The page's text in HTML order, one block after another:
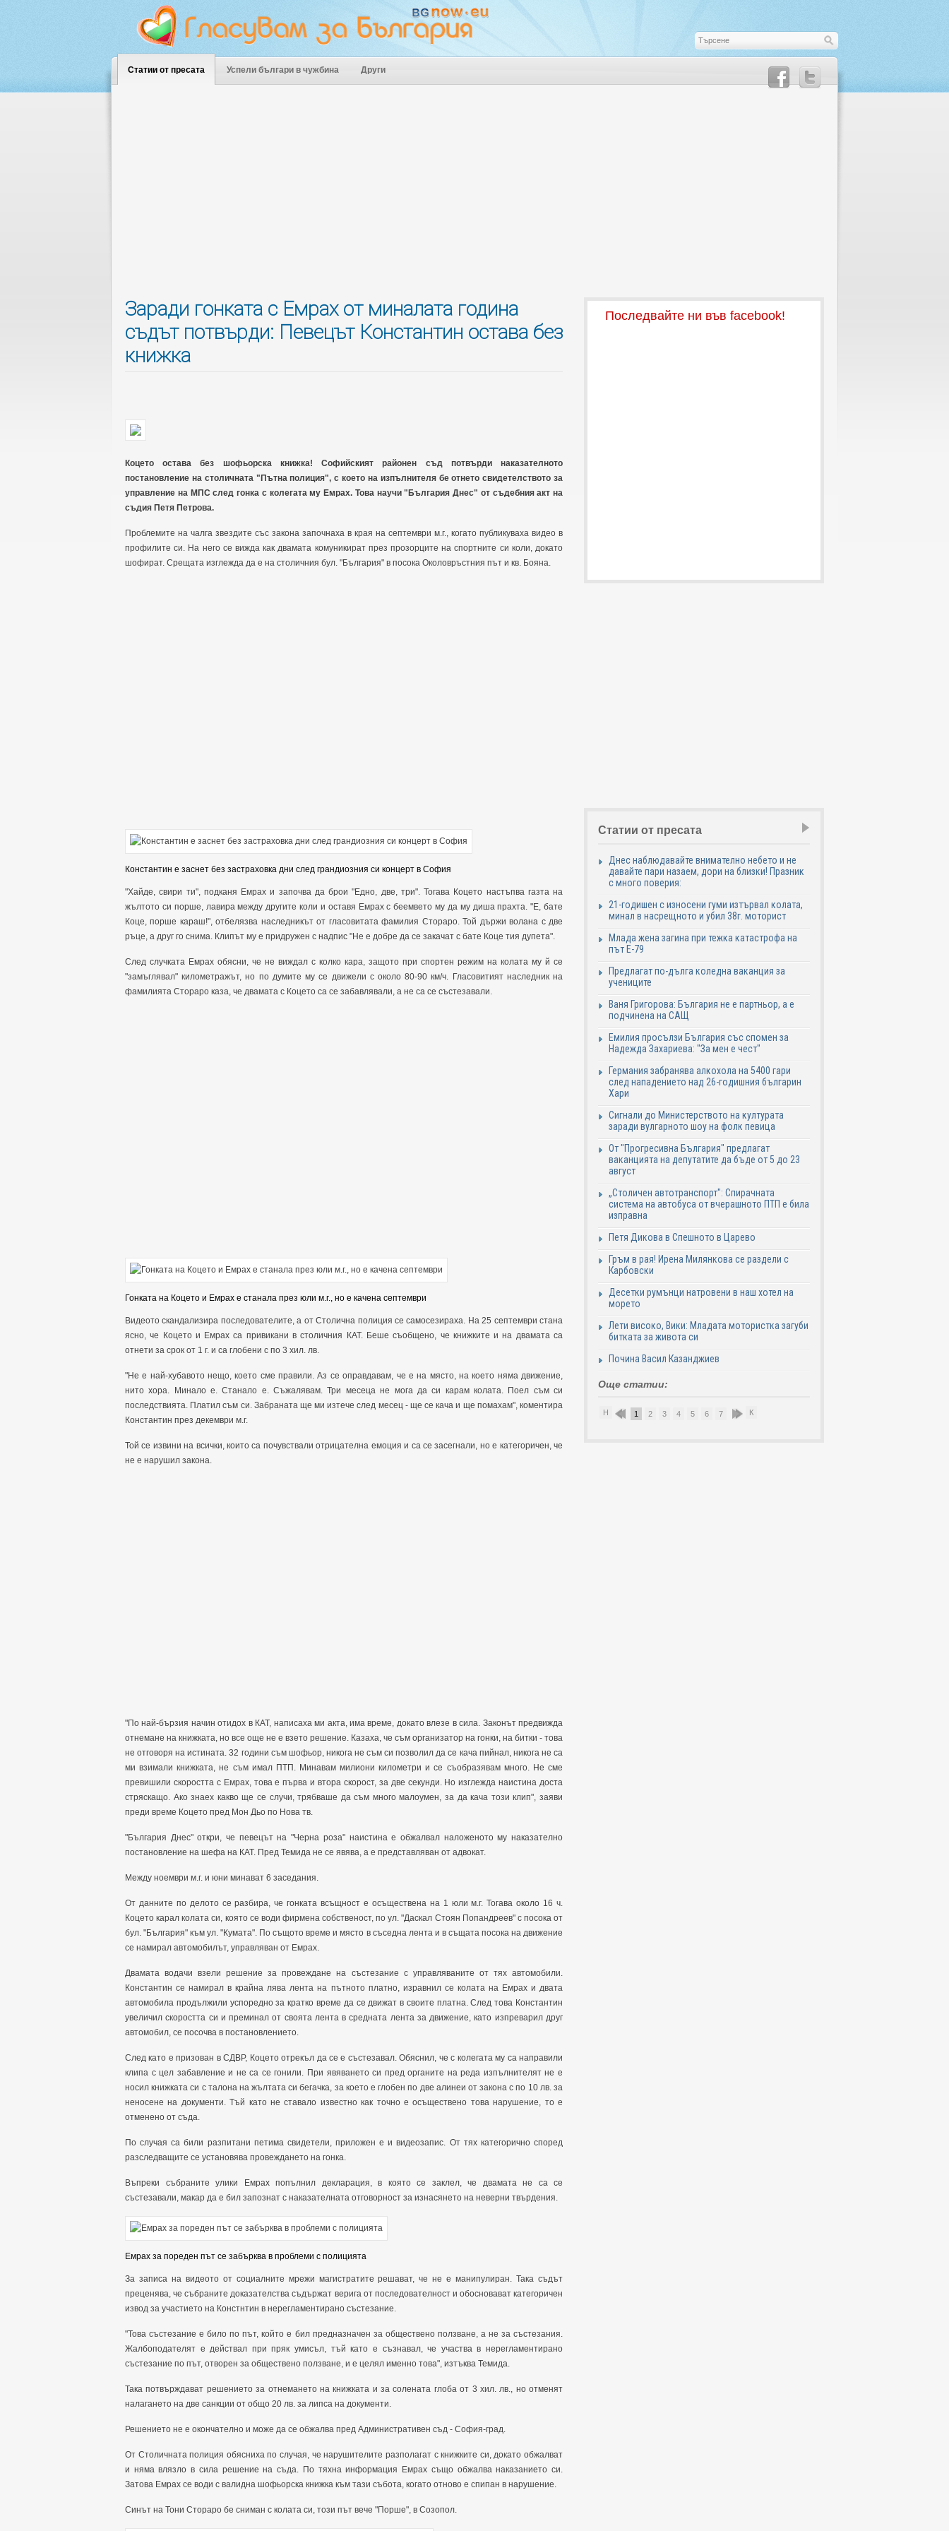
Статии от пресата Успели българи в чужбина Други
Заради гонката с Емрах от миналата година
съдът потвърди: Певецът Константин остава без
книжка
Коцето остава без шофьорска книжка! Софийският районен съд потвърди наказателното
постановление на столичната "Пътна полиция", с което на изпълнителя бе отнето свидетелството за
управление на МПС след гонка с колегата му Емрах. Това научи "България Днес" от съдебния акт на
съдия Петя Петрова.
Проблемите на чалга звездите със закона започнаха в края на септември м.г., когато публикуваха видео в
профилите си. На него се вижда как двамата комуникират през прозорците на спортните си коли, докато
шофират. Срещата изглежда да е на столичния бул. "България" в посока Околовръстния път и кв. Бояна.
Константин е заснет без застраховка дни след грандиозния си концерт в София
"Хайде, свири ти", подканя Емрах и започва да брои "Едно, две, три". Тогава Коцето настъпва газта на
жълтото си порше, лавира между другите коли и оставя Емрах с беемвето му да му диша прахта. "Е, бате
Коце, порше караш!", отбелязва наследникът от гласовитата фамилия Стораро. Той държи волана с две
ръце, а друг го снима. Клипът му е придружен с надпис "Не е добре да се закачат с бате Коце тия дупета".
След случката Емрах обясни, че не виждал с колко кара, защото при спортен режим на колата му й се
"замъглявал" километражът, но по думите му се движели с около 80-90 км/ч. Гласовитият наследник на
фамилията Стораро каза, че двамата с Коцето са се забавлявали, а не са се състезавали.
Гонката на Коцето и Емрах е станала през юли м.г., но е качена септември
Видеото скандализира последователите, а от Столична полиция се самосезираха. На 25 септември стана
ясно, че Коцето и Емрах са привикани в столичния КАТ. Беше съобщено, че книжките и на двамата са
отнети за срок от 1 г. и са глобени с по 3 хил. лв.
"Не е най-хубавото нещо, което сме правили. Аз се оправдавам, че е на място, на което няма движение,
нито хора. Минало е. Станало е. Съжалявам. Три месеца не мога да си карам колата. Поел съм си
последствията. Платил съм си. Забраната ще ми изтече след месец - ще се кача и ще помахам", коментира
Константин през декември м.г.
Той се извини на всички, които са почувствали отрицателна емоция и са се засегнали, но е категоричен, че
не е нарушил закона.
"По най-бързия начин отидох в КАТ, написаха ми акта, има време, докато влезе в сила. Законът предвижда
отнемане на книжката, но все още не е взето решение. Казаха, че съм организатор на гонки, на битки - това
не отговоря на истината. 32 години съм шофьор, никога не съм си позволил да се кача пийнал, никога не са
ми взимали книжката, не съм имал ПТП. Минавам милиони километри и се съобразявам много. Не сме
превишили скоростта с Емрах, това е първа и втора скорост, за две секунди. Но изглежда наистина доста
стряскащо. Ако знаех какво ще се случи, трябваше да съм много малоумен, за да кача този клип", заяви
преди време Коцето пред Мон Дьо по Нова тв.
"България Днес" откри, че певецът на "Черна роза" наистина е обжалвал наложеното му наказателно
постановление на шефа на КАТ. Пред Темида не се явява, а е представляван от адвокат.
Между ноември м.г. и юни минават 6 заседания.
От данните по делото се разбира, че гонката всъщност е осъществена на 1 юли м.г. Тогава около 16 ч.
Коцето карал колата си, която се води фирмена собственост, по ул. "Даскал Стоян Попандреев" с посока от
бул. "България" към ул. "Кумата". По същото време и място в съседна лента и в същата посока на движение
се намирал автомобилът, управляван от Емрах.
Двамата водачи взели решение за провеждане на състезание с управляваните от тях автомобили.
Константин се намирал в крайна лява лента на пътното платно, изравнил се колата на Емрах и двата
автомобила продължили успоредно за кратко време да се движат в своите платна. След това Константин
увеличил скоростта си и преминал от своята лента в средната лента за движение, като изпреварил друг
автомобил, се посочва в постановлението.
След като е призован в СДВР, Коцето отрекъл да се е състезавал. Обяснил, че с колегата му са направили
клипа с цел забавление и не са се гонили. При явяването си пред органите на реда изпълнителят не е
носил книжката си с талона на жълтата си бегачка, за което е глобен по две алинеи от закона с по 10 лв. за
неносене на документи. Тъй като не ставало известно как точно е осъществено това нарушение, то е
отменено от съда.
По случая са били разпитани петима свидетели, приложен е и видеозапис. От тях категорично според
разследващите се установява провеждането на гонка.
Въпреки събраните улики Емрах попълнил декларация, в която се заклел, че двамата не са се
състезавали, макар да е бил запознат с наказателната отговорност за изнасянето на неверни твърдения.
Емрах за пореден път се забърква в проблеми с полицията
За записа на видеото от социалните мрежи магистратите решават, че не е манипулиран. Така съдът
преценява, че събраните доказателства съдържат верига от последователност и обосновават категоричен
извод за участието на Констнтин в нерегламентирано състезание.
"Това състезание е било по път, който е бил предназначен за обществено ползване, а не за състезания.
Жалбоподателят е действал при пряк умисъл, тъй като е съзнавал, че участва в нерегламентирано
състезание по път, отворен за обществено ползване, и е целял именно това", изтъква Темида.
Така потвърждават решението за отнемането на книжката и за солената глоба от 3 хил. лв., но отменят
налагането на две санкции от общо 20 лв. за липса на документи.
Решението не е окончателно и може да се обжалва пред Административен съд - София-град.
От Столичната полиция обясниха по случая, че нарушителите разполагат с книжките си, докато обжалват
и няма влязло в сила решение на съда. По тяхна информация Емрах също обжалва наказанието си.
Затова Емрах се води с валидна шофьорска книжка към тази събота, когато отново е спипан в нарушение.
Синът на Тони Стораро бе сниман с колата си, този път вече "Порше", в Созопол.
Последвайте ни във facebook!
Статии от пресата
Днес наблюдавайте внимателно небето и не
давайте пари назаем, дори на близки! Празник
с много поверия:
21-годишен с износени гуми изтървал колата,
минал в насрещното и убил 38г. моторист
Млада жена загина при тежка катастрофа на
път Е-79
Предлагат по-дълга коледна ваканция за
учениците
Ваня Григорова: България не е партньор, а е
подчинена на САЩ
Емилия просълзи България със спомен за
Надежда Захариева: "За мен е чест"
Германия забранява алкохола на 5400 гари
след нападението над 26-годишния българин
Хари
Сигнали до Министерството на културата
заради вулгарното шоу на фолк певица
От "Прогресивна България" предлагат
ваканцията на депутатите да бъде от 5 до 23
август
„Столичен автотранспорт": Спирачната
система на автобуса от вчерашното ПТП е била
изправна
Петя Дикова в Спешното в Царево
Гръм в рая! Ирена Милянкова се раздели с
Карбовски
Десетки румънци натровени в наш хотел на
морето
Лети високо, Вики: Младата мотористка загуби
битката за живота си
Почина Васил Казанджиев
Още статии:
Н 1 2 3 4 5 6 7 8 9К